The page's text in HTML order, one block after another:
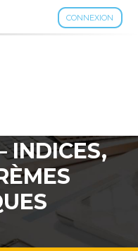
CONNEXION
INDICES,